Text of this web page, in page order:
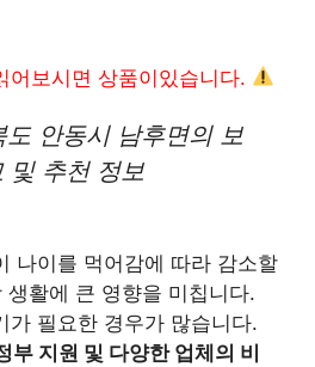
어보시면 상품이있습니다.
안동시 남후면의 보
및 추천 정보
나이를 먹어감에 따라 감소할
활에 큰 영향을 미칩니다.
가 필요한 경우가 많습니다.
부 지원 및 다양한 업체의 비